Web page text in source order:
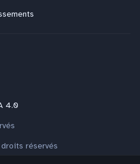
4.0
droits réservés